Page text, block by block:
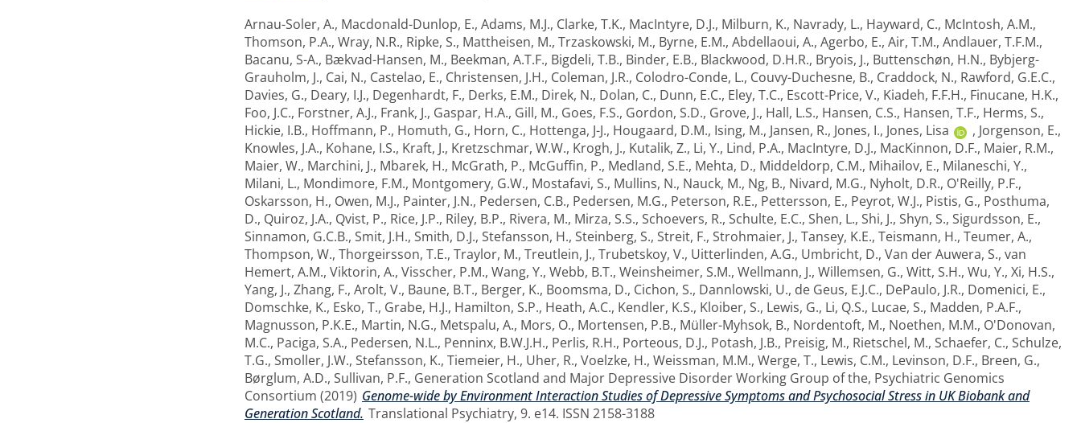
Arnau-Soler, A., Macdonald-Dunlop, E., Adams, M.J., Clarke, T.K., MacIntyre, D.J., Milburn, K., Navrady, L., Hayward, C., McIntosh, A.M.,
Thomson, P.A., Wray, N.R., Ripke, S., Mattheisen, M., Trzaskowski, M., Byrne, E.M., Abdellaoui, A., Agerbo, E., Air, T.M., Andlauer, T.F.M.,
Bacanu, S-A., Bækvad-Hansen, M., Beekman, A.T.F., Bigdeli, T.B., Binder, E.B., Blackwood, D.H.R., Bryois, J., Buttenschøn, H.N., Bybjerg-
Grauholm, J., Cai, N., Castelao, E., Christensen, J.H., Coleman, J.R., Colodro-Conde, L., Couvy-Duchesne, B., Craddock, N., Rawford, G.E.C.,
Davies, G., Deary, I.J., Degenhardt, F., Derks, E.M., Direk, N., Dolan, C., Dunn, E.C., Eley, T.C., Escott-Price, V., Kiadeh, F.F.H., Finucane, H.K.,
Foo, J.C., Forstner, A.J., Frank, J., Gaspar, H.A., Gill, M., Goes, F.S., Gordon, S.D., Grove, J., Hall, L.S., Hansen, C.S., Hansen, T.F., Herms, S.,
Hickie, I.B., Hoffmann, P., Homuth, G., Horn, C., Hottenga, J-J., Hougaard, D.M., Ising, M., Jansen, R., Jones, I., Jones, Lisa , Jorgenson, E.,
Knowles, J.A., Kohane, I.S., Kraft, J., Kretzschmar, W.W., Krogh, J., Kutalik, Z., Li, Y., Lind, P.A., MacIntyre, D.J., MacKinnon, D.F., Maier, R.M.,
Maier, W., Marchini, J., Mbarek, H., McGrath, P., McGuffin, P., Medland, S.E., Mehta, D., Middeldorp, C.M., Mihailov, E., Milaneschi, Y.,
Milani, L., Mondimore, F.M., Montgomery, G.W., Mostafavi, S., Mullins, N., Nauck, M., Ng, B., Nivard, M.G., Nyholt, D.R., O'Reilly, P.F.,
Oskarsson, H., Owen, M.J., Painter, J.N., Pedersen, C.B., Pedersen, M.G., Peterson, R.E., Pettersson, E., Peyrot, W.J., Pistis, G., Posthuma,
D., Quiroz, J.A., Qvist, P., Rice, J.P., Riley, B.P., Rivera, M., Mirza, S.S., Schoevers, R., Schulte, E.C., Shen, L., Shi, J., Shyn, S., Sigurdsson, E.,
Sinnamon, G.C.B., Smit, J.H., Smith, D.J., Stefansson, H., Steinberg, S., Streit, F., Strohmaier, J., Tansey, K.E., Teismann, H., Teumer, A.,
Thompson, W., Thorgeirsson, T.E., Traylor, M., Treutlein, J., Trubetskoy, V., Uitterlinden, A.G., Umbricht, D., Van der Auwera, S., van
Hemert, A.M., Viktorin, A., Visscher, P.M., Wang, Y., Webb, B.T., Weinsheimer, S.M., Wellmann, J., Willemsen, G., Witt, S.H., Wu, Y., Xi, H.S.,
Yang, J., Zhang, F., Arolt, V., Baune, B.T., Berger, K., Boomsma, D., Cichon, S., Dannlowski, U., de Geus, E.J.C., DePaulo, J.R., Domenici, E.,
Domschke, K., Esko, T., Grabe, H.J., Hamilton, S.P., Heath, A.C., Kendler, K.S., Kloiber, S., Lewis, G., Li, Q.S., Lucae, S., Madden, P.A.F.,
Magnusson, P.K.E., Martin, N.G., Metspalu, A., Mors, O., Mortensen, P.B., Müller-Myhsok, B., Nordentoft, M., Noethen, M.M., O'Donovan,
M.C., Paciga, S.A., Pedersen, N.L., Penninx, B.W.J.H., Perlis, R.H., Porteous, D.J., Potash, J.B., Preisig, M., Rietschel, M., Schaefer, C., Schulze,
T.G., Smoller, J.W., Stefansson, K., Tiemeier, H., Uher, R., Voelzke, H., Weissman, M.M., Werge, T., Lewis, C.M., Levinson, D.F., Breen, G.,
Børglum, A.D., Sullivan, P.F., Generation Scotland and Major Depressive Disorder Working Group of the, Psychiatric Genomics
Consortium (2019) Genome-wide by Environment Interaction Studies of Depressive Symptoms and Psychosocial Stress in UK Biobank and
Generation Scotland. Translational Psychiatry, 9. e14. ISSN 2158-3188